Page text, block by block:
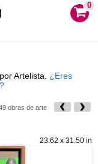
0
Artelista. ¿Eres
obras de arte
23.62 x 31.50 in